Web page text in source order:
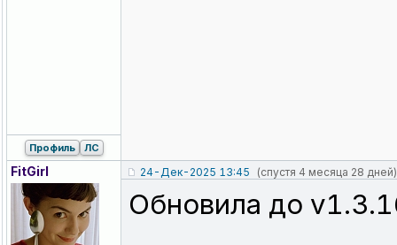
Профиль ЛС
FitGirl 24-Дек-2025 13:45 (спустя 4 месяца 28 дней)
Обновила до